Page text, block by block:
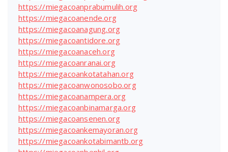
https://miegacoanprabumulih.org
https://miegacoanende.org
https://miegacoanagung.org
https://miegacoantidore.org
https://miegacoanaceh.org
https://miegacoanranai.org
https://miegacoankotatahan.org
https://miegacoanwonosobo.org
https://miegacoanampera.org
https://miegacoanbinamarga.org
https://miegacoansenen.org
https://miegacoankemayoran.org
https://miegacoankotabimantb.org